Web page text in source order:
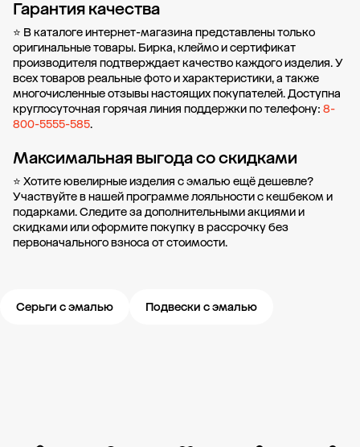
Гарантия качества
⭐ В каталоге интернет-магазина представлены только
оригинальные товары. Бирка, клеймо и сертификат
производителя подтверждает качество каждого изделия. У
всех товаров реальные фото и характеристики, а также
многочисленные отзывы настоящих покупателей. Доступна
круглосуточная горячая линия поддержки по телефону: 8-
800-5555-585.
Максимальная выгода со скидками
⭐ Хотите ювелирные изделия с эмалью ещё дешевле?
Участвуйте в нашейпрограмме лояльностис кешбеком и
подарками. Следите за дополнительнымиакциями и
скидкамиили оформитепокупку в рассрочкубез
первоначального взноса от стоимости.
Серьги с эмалью Подвески с эмалью